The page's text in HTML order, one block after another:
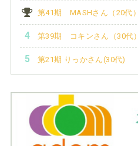
第41期 MASHさん（20代）
第39期 コキンさん（30代）
第21期 りっかさん(30代)